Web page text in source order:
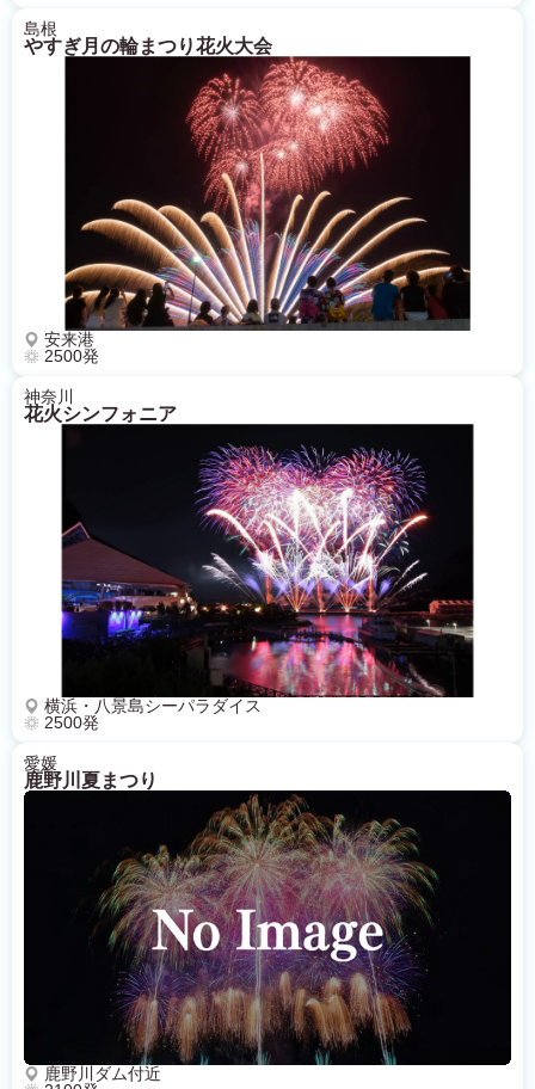
島根
やすぎ月の輪まつり花火大会
安来港
2500発
神奈川
花火シンフォニア
横浜・八景島シーパラダイス
2500発
愛媛
鹿野川夏まつり
鹿野川ダム付近